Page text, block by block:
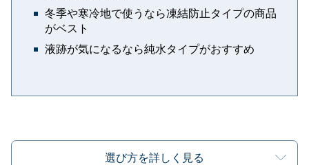
冬季や寒冷地で使うなら凍結防止タイプの商品
がベスト
液跡が気になるなら純水タイプがおすすめ
選び方を詳しく見る